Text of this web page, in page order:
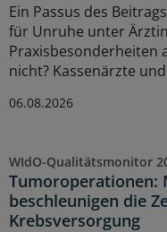
Ein Passus des
für Unruhe unter
Praxisbesonderheiten
nicht? Kassenärzte
06.08.2026
WIdO-Qualitätsmonitor
Tumoroperationen:
beschleunigen die
Krebsversorgung